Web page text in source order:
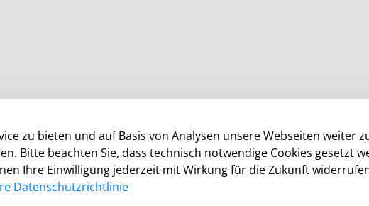
Servicezeiten der Verwaltung
Impressum
zu bieten und auf Basis von Analysen unsere Webseiten weiter
Bitte beachten Sie, dass technisch notwendige Cookies gesetzt
Ihre Einwilligung jederzeit mit Wirkung für die Zukunft
Datenschutzrichtlinie